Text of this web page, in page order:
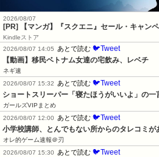
2026/08/07
[PR] 【マンガ】『スクエニ』セール・キャン
Kindleストア
2026/08/07 14:05
あとで読む 🐦Tweet
【動画】移民ベトナム女達の宅飲み、レベチ
ネギ速
2026/08/07 15:32
あとで読む 🐦Tweet
ショートスリーパー「寝たほうがいいよ」の一
ガールズVIPまとめ
2026/08/07 12:00
あとで読む 🐦Tweet
小学校講師、とんでもない所からのタレコミ
オレ的ゲーム速報＠刃
2026/08/07 15:30
あとで読む 🐦Tweet